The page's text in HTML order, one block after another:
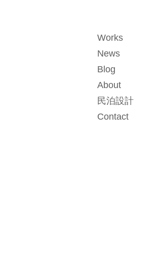
Works
News
Blog
About
民泊設計
Contact